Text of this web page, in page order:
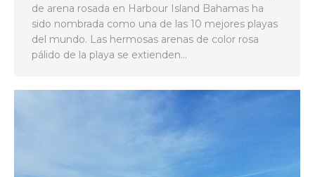
de arena rosada en Harbour Island Bahamas ha
sido nombrada como una de las 10 mejores playas
del mundo. Las hermosas arenas de color rosa
pálido de la playa se extienden…